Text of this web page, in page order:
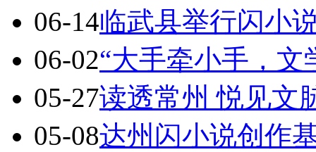
06-14临武县举行闪小
06-02“大手牵小手，
05-27读透常州 悦见
05-08达州闪小说创作